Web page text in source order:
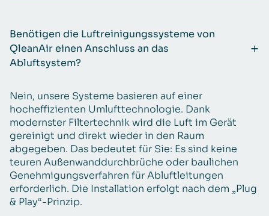
Benötigen die Luftreinigungssysteme von
QleanAir einen Anschluss an das
Abluftsystem?
Nein, unsere Systeme basieren auf einer
hocheffizienten Umlufttechnologie. Dank
modernster Filtertechnik wird die Luft im Gerät
gereinigt und direkt wieder in den Raum
abgegeben. Das bedeutet für Sie: Es sind keine
teuren Außenwanddurchbrüche oder baulichen
Genehmigungsverfahren für Abluftleitungen
erforderlich. Die Installation erfolgt nach dem „Plug
& Play“-Prinzip.